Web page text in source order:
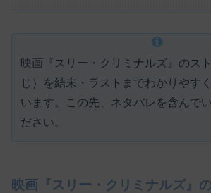
映画『スリー・クリミナルズ』のス
じ）を結末・ラストまでわかりやす
います。この先、ネタバレを含んで
ださい。
映画『スリー・クリミナルズ』